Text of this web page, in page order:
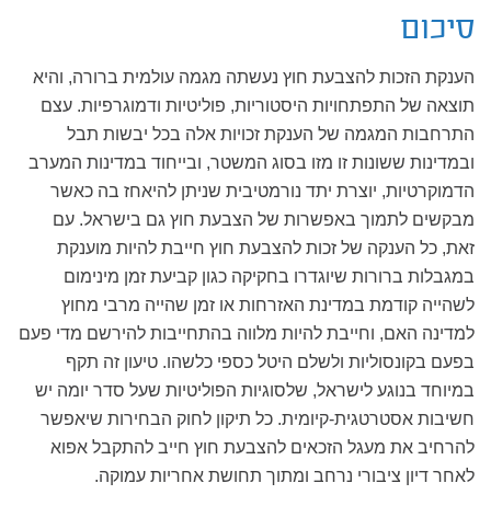
סיכום
הענקת הזכות להצבעת חוץ נעשתה מגמה עולמית ברורה, והיא
תוצאה של התפתחויות היסטוריות, פוליטיות ודמוגרפיות. עצם
התרחבות המגמה של הענקת זכויות אלה בכל יבשות תבל
ובמדינות ששונות זו מזו בסוג המשטר, ובייחוד במדינות המערב
הדמוקרטיות, יוצרת יתד נורמטיבית שניתן להיאחז בה כאשר
מבקשים לתמוך באפשרות של הצבעת חוץ גם בישראל. עם
זאת, כל הענקה של זכות להצבעת חוץ חייבת להיות מוענקת
במגבלות ברורות שיוגדרו בחקיקה כגון קביעת זמן מינימום
לשהייה קודמת במדינת האזרחות או זמן שהייה מרבי מחוץ
למדינה האם, וחייבת להיות מלווה בהתחייבות להירשם מדי פעם
בפעם בקונסוליות ולשלם היטל כספי כלשהו. טיעון זה תקף
במיוחד בנוגע לישראל, שלסוגיות הפוליטיות שעל סדר יומה יש
חשיבות אסטרטגית-קיומית. כל תיקון לחוק הבחירות שיאפשר
להרחיב את מעגל הזכאים להצבעת חוץ חייב להתקבל אפוא
לאחר דיון ציבורי נרחב ומתוך תחושת אחריות עמוקה.